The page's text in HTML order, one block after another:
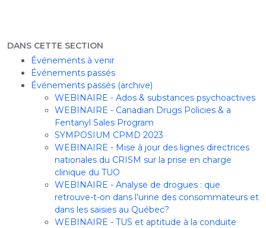
DANS CETTE SECTION
Événements à venir
Événements passés
Événements passés (archive)
WEBINAIRE - Ados & substances psychoactives
WEBINAIRE - Canadian Drugs Policies & a
Fentanyl Sales Program
SYMPOSIUM CPMD 2023
WEBINAIRE - Mise à jour des lignes directrices
nationales du CRISM sur la prise en charge
clinique du TUO
WEBINAIRE - Analyse de drogues : que
retrouve-t-on dans l’urine des consommateurs et
dans les saisies au Québec?
WEBINAIRE - TUS et aptitude à la conduite